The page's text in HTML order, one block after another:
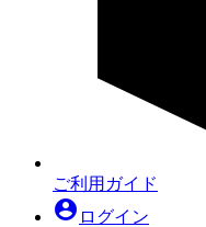
ご利用ガイド
account_circle ログイン